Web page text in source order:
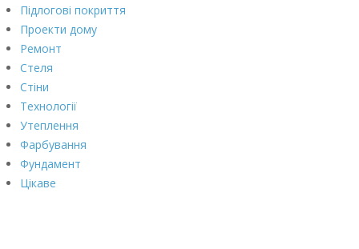
Підлогові покриття
Проекти дому
Ремонт
Стеля
Стіни
Технології
Утеплення
Фарбування
Фундамент
Цікаве